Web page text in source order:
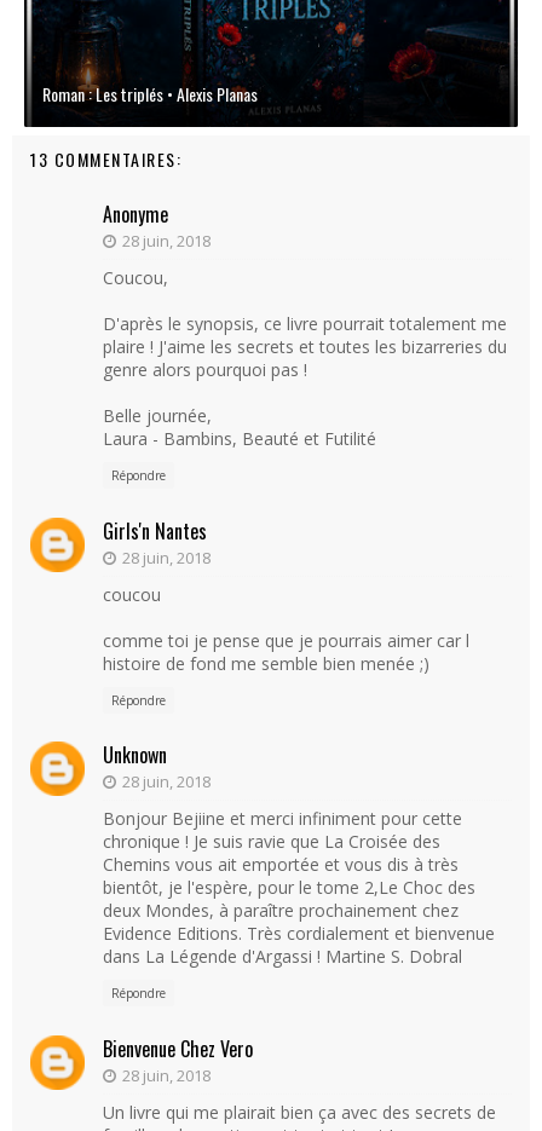
Roman : Les triplés • Alexis Planas
13 COMMENTAIRES:
Anonyme
28 juin, 2018
Coucou,
D'après le synopsis, ce livre pourrait totalement me
plaire ! J'aime les secrets et toutes les bizarreries du
genre alors pourquoi pas !
Belle journée,
Laura - Bambins, Beauté et Futilité
Répondre
Girls'n Nantes
28 juin, 2018
coucou
comme toi je pense que je pourrais aimer car l
histoire de fond me semble bien menée ;)
Répondre
Unknown
28 juin, 2018
Bonjour Bejiine et merci infiniment pour cette
chronique ! Je suis ravie que La Croisée des
Chemins vous ait emportée et vous dis à très
bientôt, je l'espère, pour le tome 2,Le Choc des
deux Mondes, à paraître prochainement chez
Evidence Editions. Très cordialement et bienvenue
dans La Légende d'Argassi ! Martine S. Dobral
Répondre
Bienvenue Chez Vero
28 juin, 2018
Un livre qui me plairait bien ça avec des secrets de